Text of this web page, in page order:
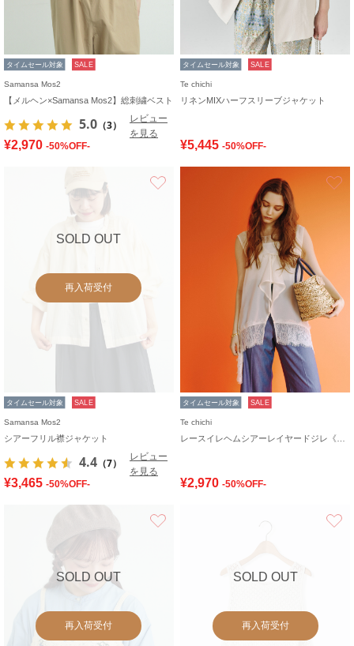
タイムセール対象 SALE
Samansa Mos2
【メルヘン×Samansa Mos2】総刺繍ベスト
5.0 （3）
レビュー
を見る
¥2,970 -50%OFF-
タイムセール対象 SALE
Te chichi
リネンMIXハーフスリーブジャケット
¥5,445 -50%OFF-
SOLD OUT
再入荷受付
タイムセール対象 SALE
Samansa Mos2
シアーフリル襟ジャケット
4.4 （7）
レビュー
を見る
¥3,465 -50%OFF-
タイムセール対象 SALE
Te chichi
¥2,970 -50%OFF-
SOLD OUT
再入荷受付
SOLD OUT
再入荷受付